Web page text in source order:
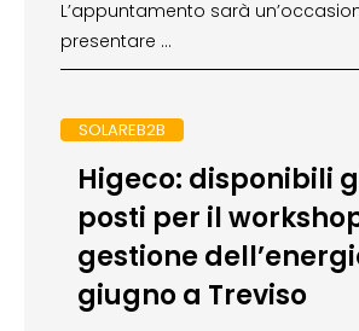
L’appuntamento sarà
presentare …
SOLAREB2B
Higeco: disponibili
posti per il
gestione
giugno a Treviso